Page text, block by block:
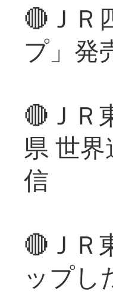
🔴ＪＲ
プ」発
🔴ＪＲ
県 世
信
🔴ＪＲ
ップし